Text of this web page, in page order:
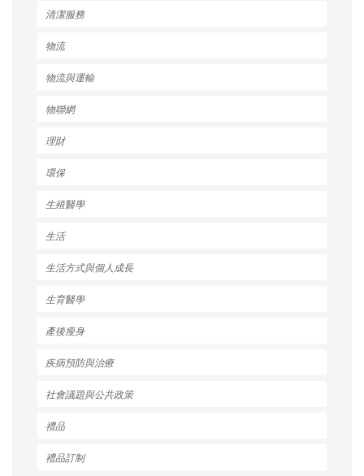
清潔服務
物流
物流與運輸
物聯網
理財
環保
生殖醫學
生活
生活方式與個人成長
生育醫學
產後瘦身
疾病預防與治療
社會議題與公共政策
禮品
禮品訂制